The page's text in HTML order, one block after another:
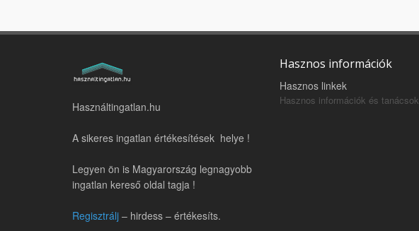
Használtingatlan.hu
A sikeres ingatlan értékesítések helye !
Legyen ön is Magyarország legnagyobb
ingatlan kereső oldal tagja !
Regisztrálj – hirdess – értékesíts.
Hasznos információk
Hasznos linkek
Hasznos információk és tanácsok